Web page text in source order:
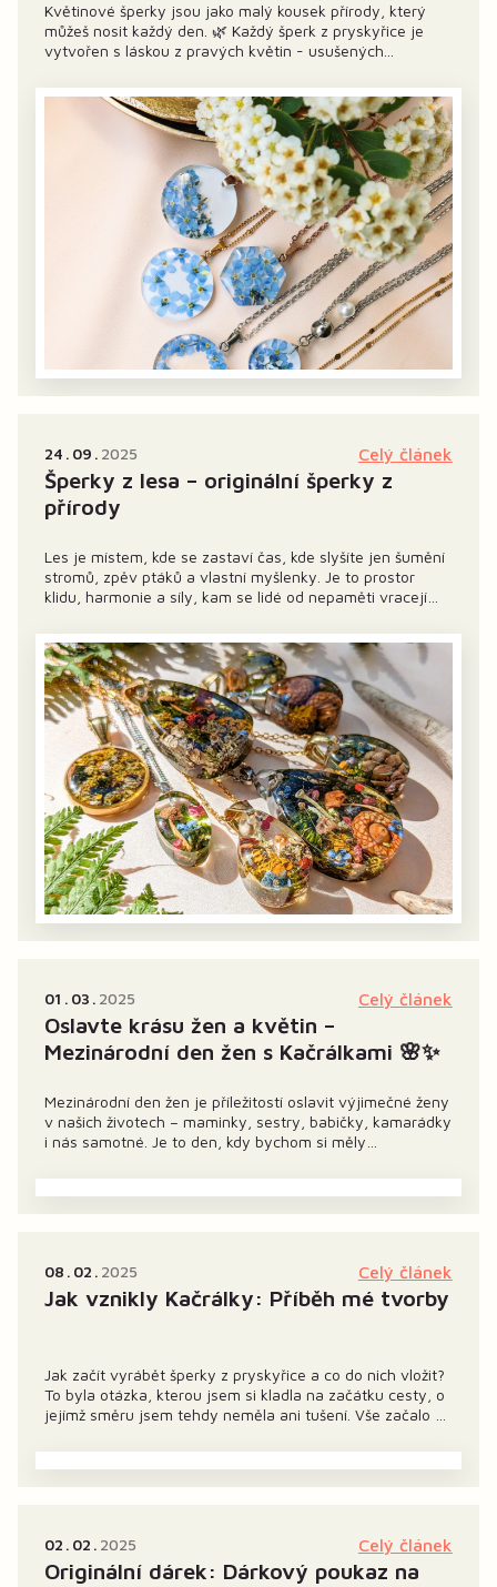
Květinové šperky jsou jako malý kousek přírody, který
můžeš nosit každý den. 🌿 Každý šperk z pryskyřice je
vytvořen s láskou z pravých květin - usušených...
Šperky z lesa – originální šperky z
přírody
24 09 2025
Les je místem, kde se zastaví čas, kde slyšíte jen šumění
stromů, zpěv ptáků a vlastní myšlenky. Je to prostor
klidu, harmonie a síly, kam se lidé od nepaměti vracejí
můžete odnést i do svého každodenního...
Celý článek
Oslavte krásu žen a květin –
Mezinárodní den žen s Kačrálkami 🌸✨
01 03 2025
Mezinárodní den žen je příležitostí oslavit výjimečné ženy
v našich životech – maminky, sestry, babičky, kamarádky
i nás samotné. Je to den, kdy bychom si měly
maličkostmi a obklopit se krásou. A co je krásnějšího než
květiny, které nikdy...
Celý článek
Jak vznikly Kačrálky: Příběh mé tvorby
08 02 2025
Jak začít vyrábět šperky z pryskyřice a co do nich vložit?
To byla otázka, kterou jsem si kladla na začátku cesty, o
jejímž směru jsem tehdy neměla ani tušení. Vše začalo v
pískem, které prodávali v jednom z místních obchůdků.
Když mi...
Celý článek
Originální dárek: Dárkový poukaz na
02 02 2025 Celý článek